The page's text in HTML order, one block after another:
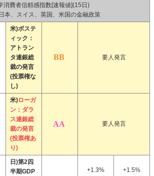
消費者信頼感指数[速報値](15日)
本、スイス、英国、米国の金融政策
米)ボステ
ィック：
アトラン
タ連銀総
裁の発言
(投票権な
し)
要人発言
米)ローガ
ン：ダラ
ス連銀総
裁の発言
(投票権あ
り)
要人発言
日)第2四
半期GDP
+1.3% +1.5%